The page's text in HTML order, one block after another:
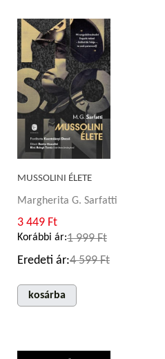
MUSSOLINI ÉLETE
Margherita G. Sarfatti
3 449 Ft
Korábbi ár:1 999 Ft
Eredeti ár:4 599 Ft
kosárba